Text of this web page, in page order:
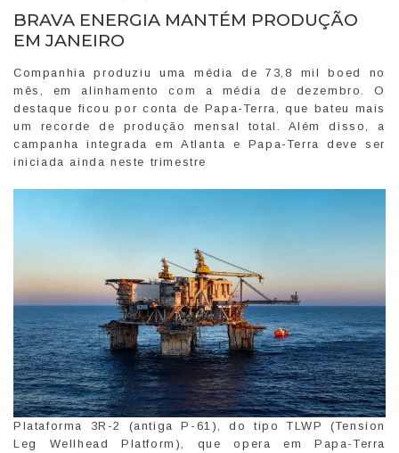
BRAVA ENERGIA MANTÉM PRODUÇÃO
EM JANEIRO
Companhia produziu uma média de 73,8 mil boed no
mês, em alinhamento com a média de dezembro. O
destaque ficou por conta de Papa-Terra, que bateu mais
um recorde de produção mensal total. Além disso, a
campanha integrada em Atlanta e Papa-Terra deve ser
iniciada ainda neste trimestre
Plataforma 3R-2 (antiga P-61), do tipo TLWP (Tension
Leg Wellhead Platform), que opera em Papa-Terra